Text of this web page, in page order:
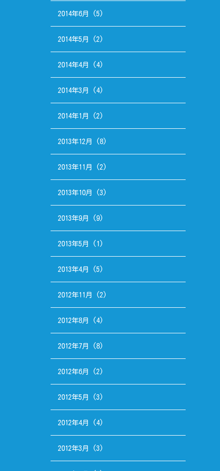
2014年6月 (5)
2014年5月 (2)
2014年4月 (4)
2014年3月 (4)
2014年1月 (2)
2013年12月 (8)
2013年11月 (2)
2013年10月 (3)
2013年9月 (9)
2013年5月 (1)
2013年4月 (5)
2012年11月 (2)
2012年8月 (4)
2012年7月 (8)
2012年6月 (2)
2012年5月 (3)
2012年4月 (4)
2012年3月 (3)